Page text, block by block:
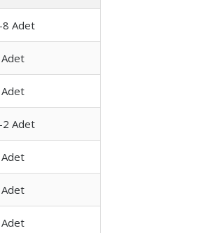
8 Adet
2 Adet